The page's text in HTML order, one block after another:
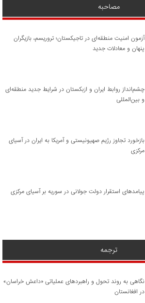
مصاحبه
آزمون امنیت منطقه‌ای در تاجیکستان؛ تروریسم، بازیگران
پنهان و معادلات جدید
چشم‌انداز روابط ایران و ازبکستان در شرایط جدید منطقه‌ای
و بین‌المللی
​بازخورد تجاوز رژیم صهیونیستی و آمریکا به ایران در آسیای
مرکزی
پیامدهای استقرار دولت جولانی در سوریه بر آسیای مرکزی
ترجمه
نگاهی به روند تحول و راهبردهای عملیاتی «داعش خراسان»
در افغانستان